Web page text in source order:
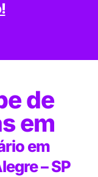
de
em
em
– SP